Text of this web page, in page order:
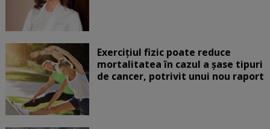
Exercițiul fizic poate reduce
mortalitatea în cazul a șase tipuri
de cancer, potrivit unui nou raport